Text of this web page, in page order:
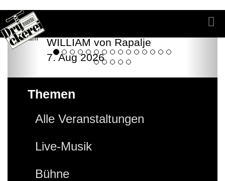
WILLIAM von Rapalje
7. Aug 2026
Themen
Alle Veranstaltungen
Live-Musik
Bühne